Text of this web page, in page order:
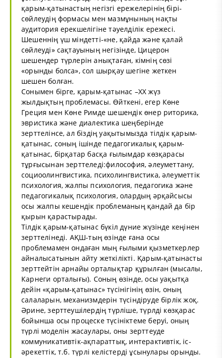
қарым-қатынастың негізгі ережелерінің бірі-
сөйлеудің формасы мен мазмұнының нақты
аудитория ерекшелігіне тәуелділік ережесі.
Шешеннің үш міндетті-«не, қайда және қалай
сөйлеуді» сақтауының негізінде, Цицерон
шешендер түрлерін анықтаған, кімнің сөзі
«орынды болса», сол шырқау шегіне жеткен
шешен болған.
Сонымен бірге, қарым-қатынас –ХХ жүз
жылдықтың проблемасы. Өйткені, егер Көне
Греция мен Көне Римде шешендік өнер риторика,
эвристика және диалектика шеңберінде
зерттелінсе, ал біздің уақытымызда тілдік қарым-
қатынас, соның ішінде педагогикалық қарым-
қатынас, бірқатар басқа ғылымдар көзқарасы
тұрғысынан зерттеледі:философия, әлеуметтану,
социоолингвистика, психолингвистика, әлеуметтік
психология, жалпы психология, педагогика және
педагогикалық психология, олардың әрқайсысы
осы жалпы кешендік проблеманың қандай да бір
қырын қарастырады.
Тілдік қарым-қатынас бүкіл дүние жүзінде кеңінен
зерттелінеді. АҚШ-тың өзінде ғана осы
проблемамен ондаған мың ғылыми қызметкерлер
айналысатынын айту жеткілікті. Қарым-қатынасты
зерттейтін арнайы орталықтар құрылған (мысалы,
Карнеги орталығы). Соның өзінде, осы уақытқа
дейін «қарым-қатынас» түсінігінің өзін, оның
салаларын, механизмдерін түсіндіруде бірлік жоқ.
Әрине, зерттеушілердің түрліше, түрлді көзқарас
бойынша осы процеске түсініктеме беруі, оның
түрлі моделін жасаулары, оны зерттеуде
коммуникативтік-ақпараттық, интерактивтік, іс-
әрекеттік, т.б. түрлі келістерді ұсынулары орынды.